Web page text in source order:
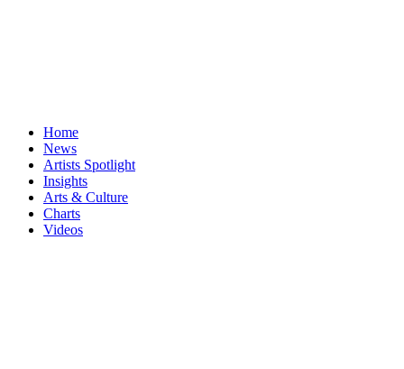
Home
News
Artists Spotlight
Insights
Arts & Culture
Charts
Videos